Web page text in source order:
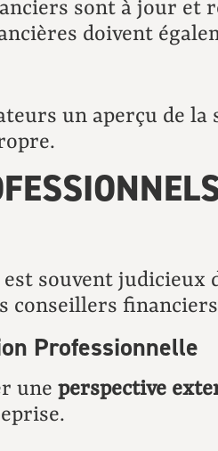
sont à jour
doivent
un aperçu de
souvent judicieux
conseillers
Professionnelle
une perspective